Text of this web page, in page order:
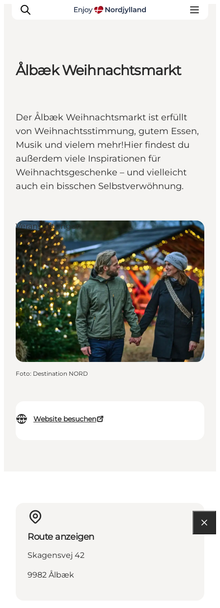
Destinationen
Guides
Veranstaltungen
Für Kinder
Ålbæk Weihnachtsmarkt
Der Ålbæk Weihnachtsmarkt ist erfüllt
von Weihnachtsstimmung, gutem Essen,
Musik und vielem mehr!Hier findest du
außerdem viele Inspirationen für
Weihnachtsgeschenke – und vielleicht
auch ein bisschen Selbstverwöhnung.
Website besuchen
Veranstaltungen
Foto: Destination NORD
Route anzeigen
Skagensvej 42
9982 Ålbæk